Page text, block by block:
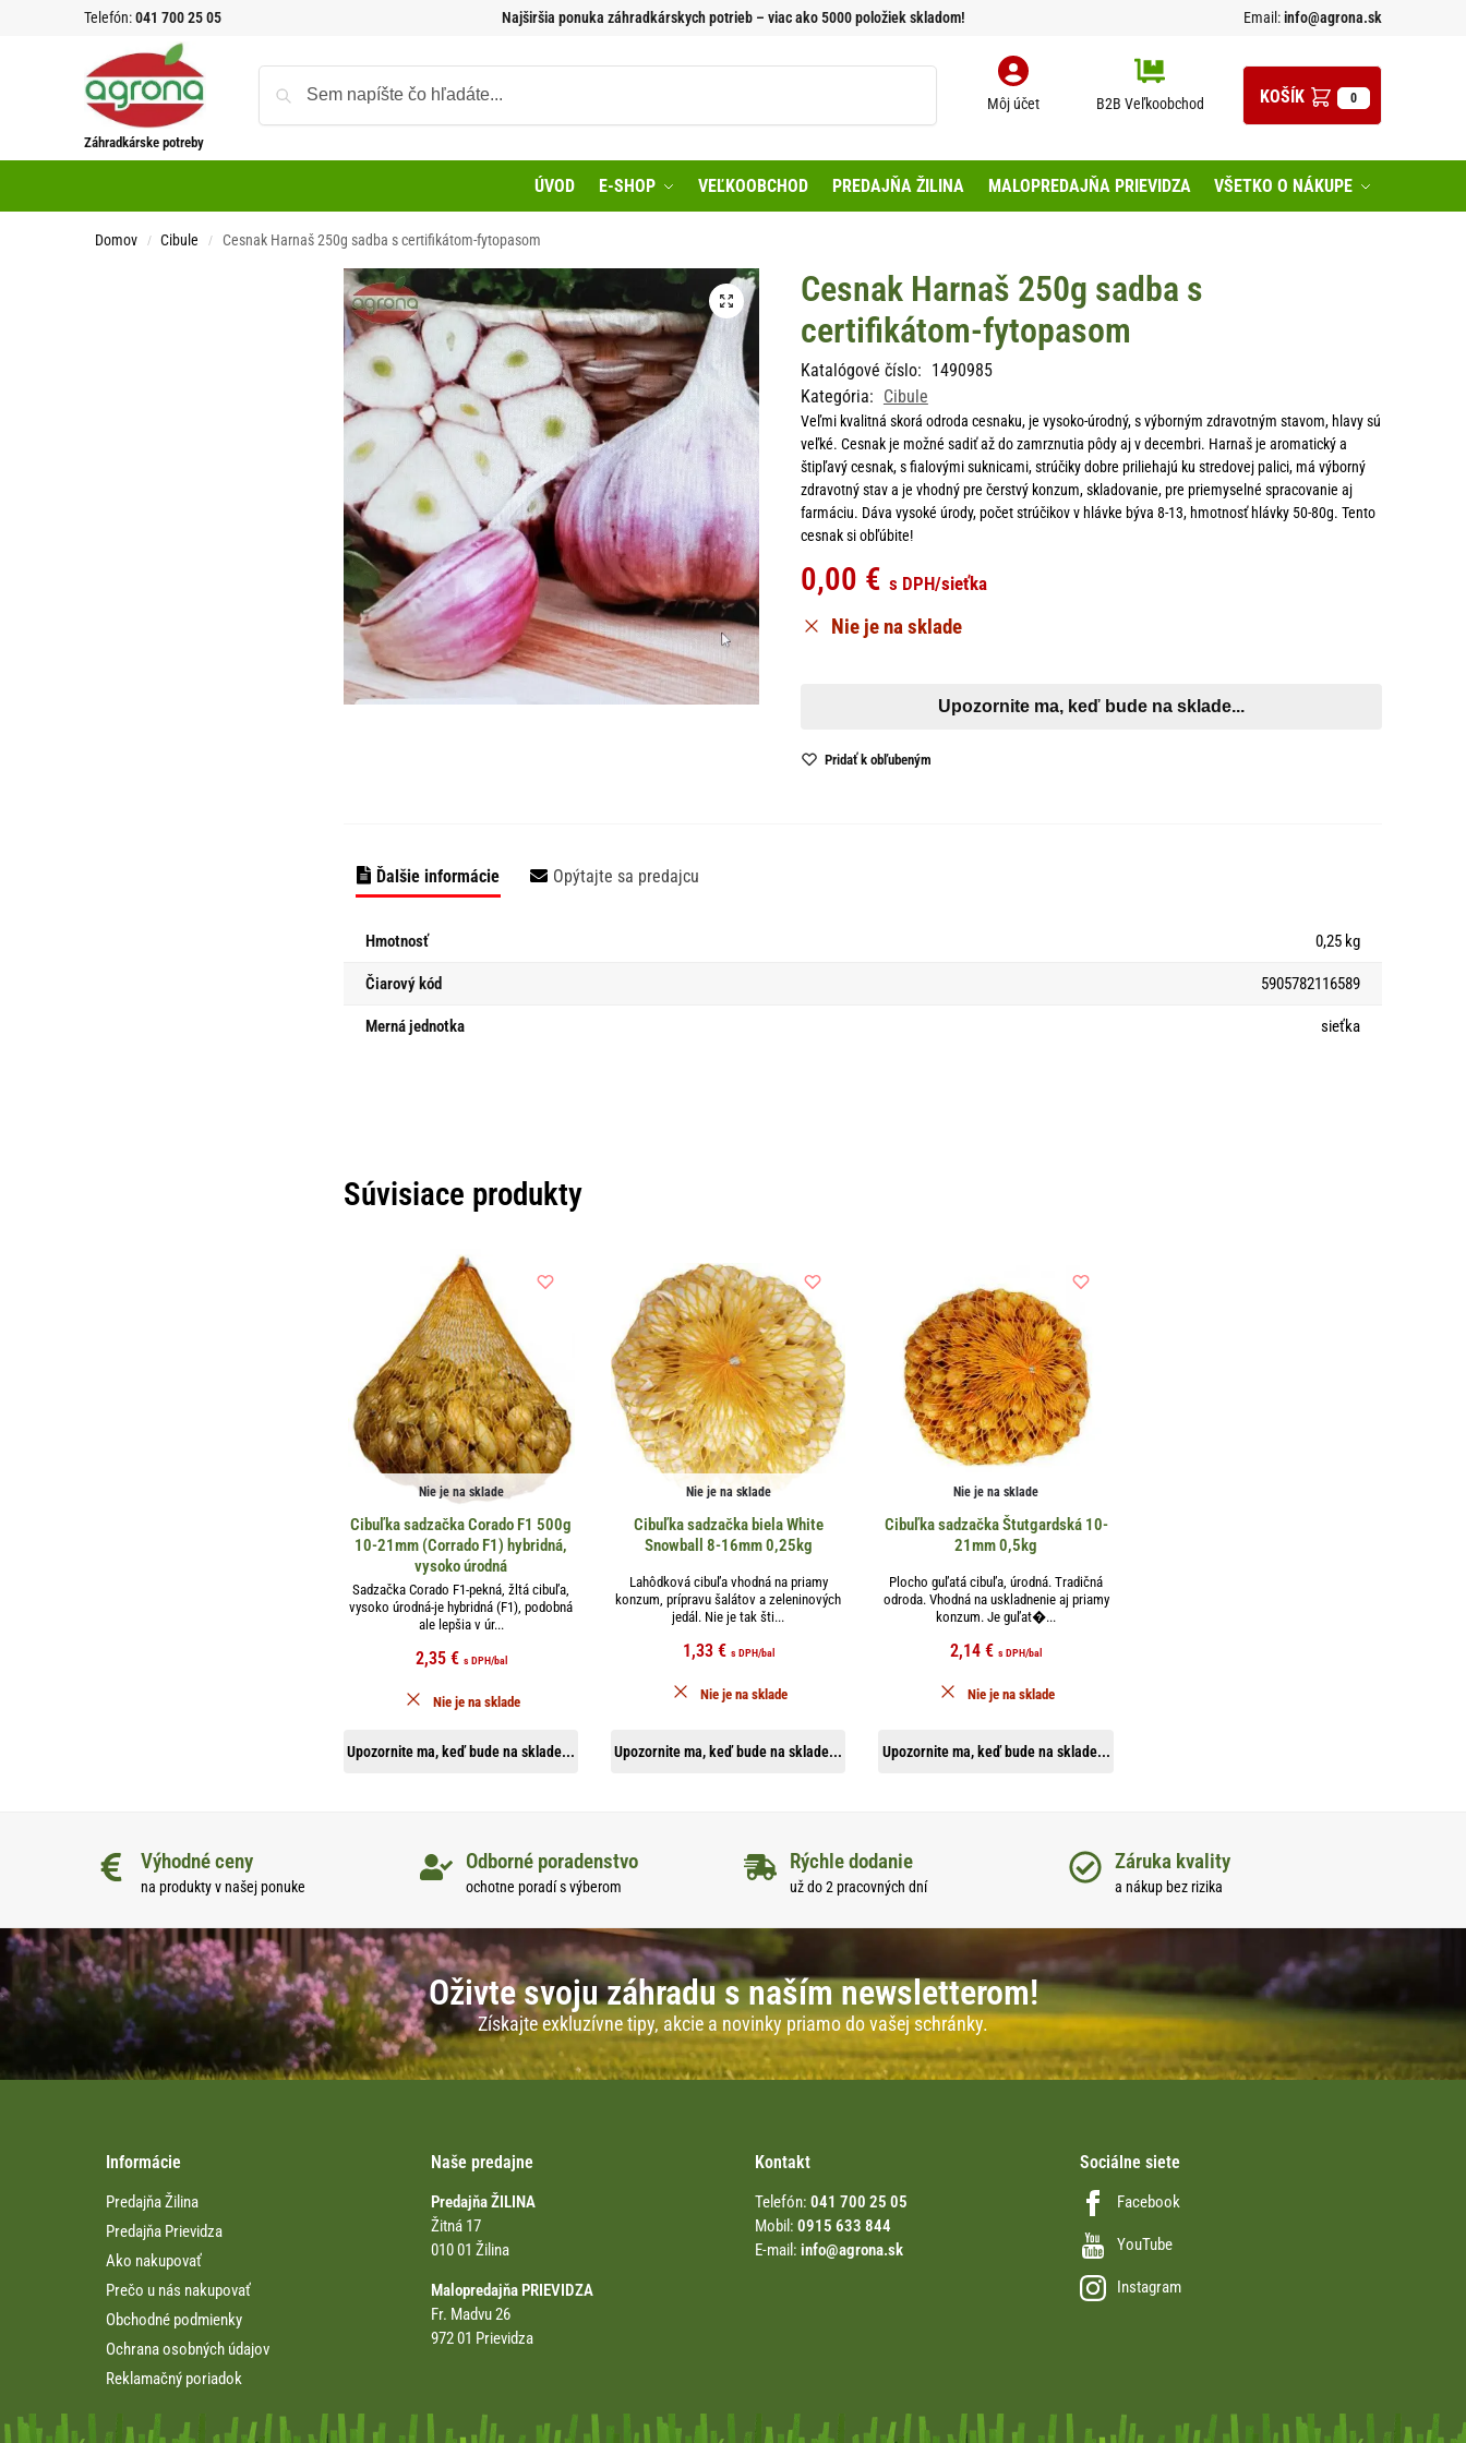
Telefón:041 700 25 05 Najširšia ponuka záhradkárskych potrieb – viac ako 5000 položiek skladom! Email:info@agrona.sk
Záhradkárske potreby
Môj účet B2B Veľkoobchod 0
ÚVOD E-SHOP VEĽKOOBCHOD PREDAJŇA ŽILINA MALOPREDAJŇA PRIEVIDZA VŠETKO O NÁKUPE
Domov / Cibule / Cesnak Harnaš 250g sadba s certifikátom-fytopasom
Cesnak Harnaš 250g sadba s
certifikátom-fytopasom
Katalógové číslo: 1490985
Kategória: Cibule
Veľmi kvalitná skorá odroda cesnaku, je vysoko-úrodný, s výborným zdravotným stavom, hlavy sú
veľké. Cesnak je možné sadiť až do zamrznutia pôdy aj v decembri. Harnaš je aromatický a
štipľavý cesnak, s fialovými suknicami, strúčiky dobre priliehajú ku stredovej palici, má výborný
zdravotný stav a je vhodný pre čerstvý konzum, skladovanie, pre priemyselné spracovanie aj
farmáciu. Dáva vysoké úrody, počet strúčikov v hlávke býva 8-13, hmotnosť hlávky 50-80g. Tento
cesnak si obľúbite!
0,00 € s DPH/sieťka
Nie je na sklade
Pridať k obľubeným
Ďalšie informácie Opýtajte sa predajcu
Hmotnosť 0,25 kg
Čiarový kód 5905782116589
Merná jednotka sieťka
Súvisiace produkty
Nie je na sklade
Cibuľka sadzačka Corado F1 500g
10-21mm (Corrado F1) hybridná,
vysoko úrodná
Sadzačka Corado F1-pekná, žltá cibuľa,
vysoko úrodná-je hybridná (F1), podobná
ale lepšia v úr...
2,35 € s DPH/bal
Upozornite ma, keď bude na sklade...
Nie je na sklade
Nie je na sklade
Cibuľka sadzačka biela White
Snowball 8-16mm 0,25kg
Lahôdková cibuľa vhodná na priamy
konzum, prípravu šalátov a zeleninových
jedál. Nie je tak šti...
1,33 € s DPH/bal
Upozornite ma, keď bude na sklade...
Nie je na sklade
Nie je na sklade
Cibuľka sadzačka Štutgardská 10-
21mm 0,5kg
Plocho guľatá cibuľa, úrodná. Tradičná
odroda. Vhodná na uskladnenie aj priamy
konzum. Je guľat�...
2,14 € s DPH/bal
Upozornite ma, keď bude na sklade...
Nie je na sklade
Výhodné ceny
na produkty v našej ponuke
Odborné poradenstvo
ochotne poradí s výberom
Rýchle dodanie
už do 2 pracovných dní
Záruka kvality
a nákup bez rizika
Oživte svoju záhradu s naším newsletterom!
Získajte exkluzívne tipy, akcie a novinky priamo do vašej schránky.
Informácie
Predajňa Žilina
Predajňa Prievidza
Ako nakupovať
Prečo u nás nakupovať
Obchodné podmienky
Ochrana osobných údajov
Reklamačný poriadok
Naše predajne
Predajňa ŽILINA
Žitná 17
010 01 Žilina
Malopredajňa PRIEVIDZA
Fr. Madvu 26
972 01 Prievidza
Kontakt
Telefón: 041 700 25 05
Mobil: 0915 633 844
E-mail: info@agrona.sk
Sociálne siete
Facebook
YouTube
Instagram